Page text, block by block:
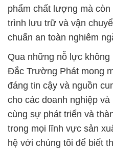
phẩm chất lượng mà
trình lưu trữ và vận
chuẩn an toàn nghiêm
Qua những nỗ lực
Đắc Trường Phát mong
đáng tin cậy và nguồn
cho các doanh nghiệp
cùng sự phát triển và
trong mọi lĩnh vực sản
hệ với chúng tôi để biết